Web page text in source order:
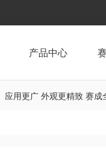
产品中心
应用更广 外观更精致 赛